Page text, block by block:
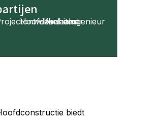
Hoofdaannemer
ArchitectIngenieur
biedt